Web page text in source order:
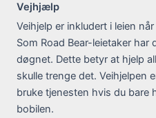
Vejhjælp
Veihjelp er inkludert i leien
Som Road Bear-leietaker
døgnet. Dette betyr at hjelp
skulle trenge det. Veihjelpen
bruke tjenesten hvis du bare
bobilen.